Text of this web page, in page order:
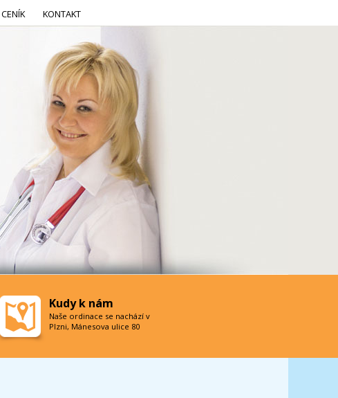
CENÍK KONTAKT
Kudy k nám
Naše ordinace se nachází v
Plzni, Mánesova ulice 80